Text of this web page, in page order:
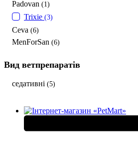
Padovan (1)
Trixie (3)
Ceva (6)
MenForSan (6)
Вид ветпрепаратів
седативні (5)